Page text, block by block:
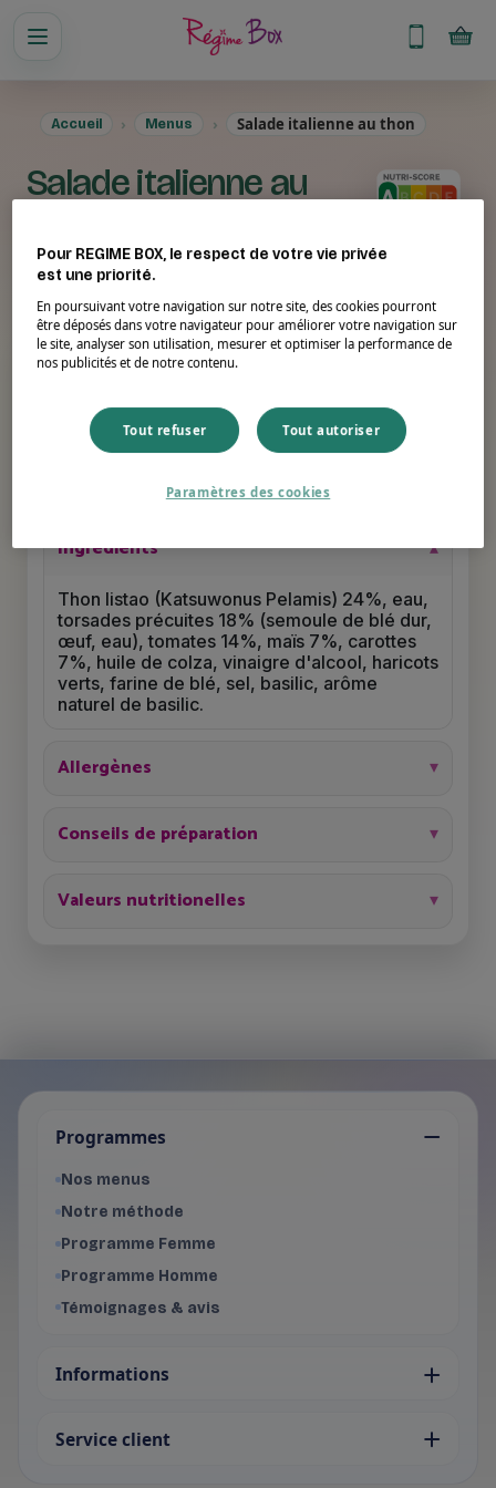
Accueil Menus Salade italienne au thon
Salade italienne au
Suggestion de présentation. Photo non contractuelle.
Portion
Protéines Fibres
4.8 g
Ingrédients
Thon listao (Katsuwonus Pelamis) 24%, eau,
torsades précuites 18% (semoule de blé dur,
œuf, eau), tomates 14%, maïs 7%, carottes
7%, huile de colza, vinaigre d'alcool, haricots
verts, farine de blé, sel, basilic, arôme
naturel de basilic.
Allergènes
Conseils de préparation
Valeurs nutritionelles
Je choisis mon programme
Programme Homme
Programmes
Nos menus
Notre méthode
Programme Femme
Programme Homme
Témoignages & avis
Informations
Service client
Pour REGIME BOX, le respect de votre vie privée
est une priorité.
En poursuivant votre navigation sur notre site, des cookies pourront
être déposés dans votre navigateur pour améliorer votre navigation sur
le site, analyser son utilisation, mesurer et optimiser la performance de
nos publicités et de notre contenu.
Tout refuser Tout autoriser
Paramètres des cookies